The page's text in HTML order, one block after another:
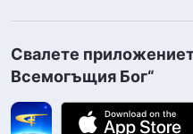
Свалете
Всемогъщия Бог“